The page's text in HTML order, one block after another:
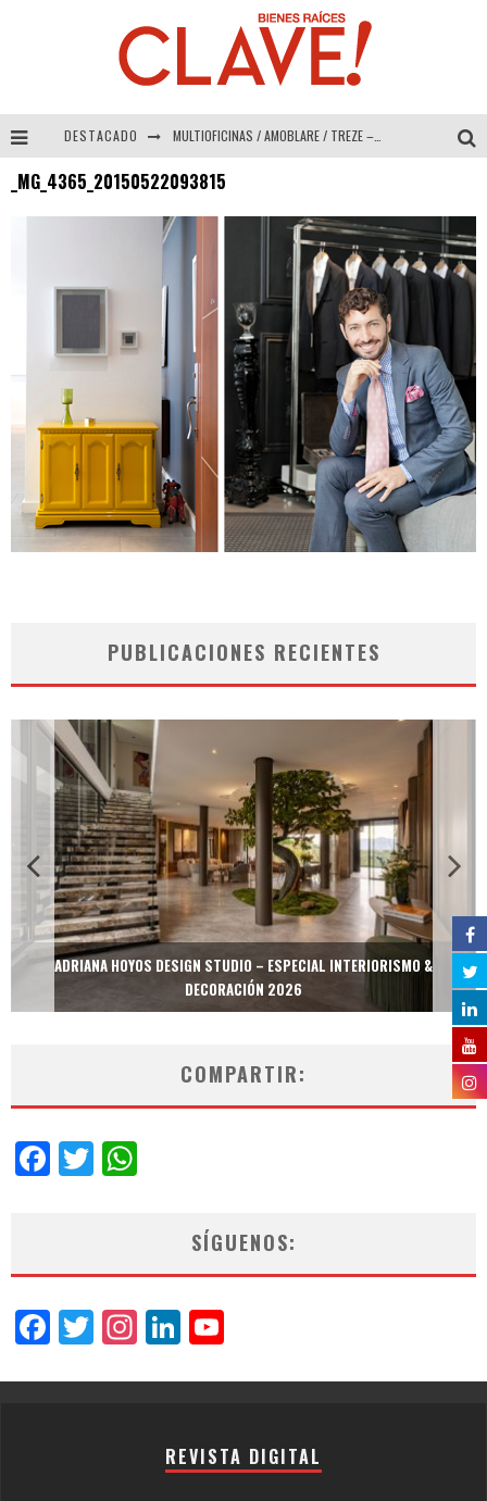
DESTACADO MULTIOFICINAS / AMOBLARE / TREZE – Especial Interiorismo & Decoración 2026
COLINEAL – Especial Interiorismo & Decoración 2026
ADRIANA HOYOS DESIGN STUDIO – Especial Interiorismo & Decoración 2026
_MG_4365_20150522093815
PUBLICACIONES RECIENTES
ADRIANA HOYOS DESIGN STUDIO – ESPECIAL INTERIORISMO &
DECORACIÓN 2026
COMPARTIR:
Facebook
Twitter
SÍGUENOS:
Facebook
Twitter
Instagram
LinkedIn
REVISTA DIGITAL